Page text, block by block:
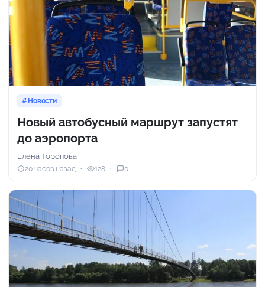
Новости
Новый автобусный маршрут запустят
до аэропорта
Елена Торопова
20 часов назад 128 0